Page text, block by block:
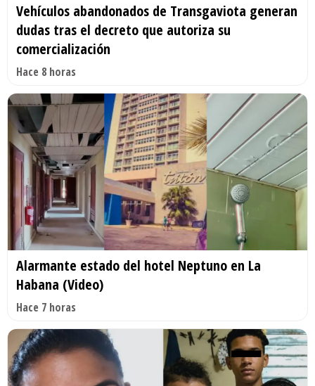
Vehículos abandonados de Transgaviota generan
dudas tras el decreto que autoriza su
comercialización
Hace 8 horas
Alarmante estado del hotel Neptuno en La
Habana (Video)
Hace 7 horas